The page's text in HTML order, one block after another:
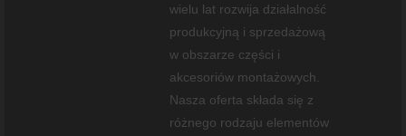
wielu lat rozwija działalność
produkcyjną i sprzedażową
w obszarze części i
akcesoriów montażowych.
Nasza oferta składa się z
różnego rodzaju elementów